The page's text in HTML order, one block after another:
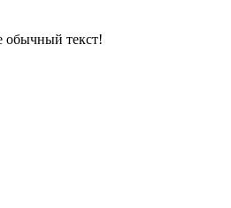
обычный текст!